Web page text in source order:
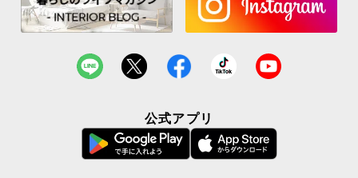
公式アプリ